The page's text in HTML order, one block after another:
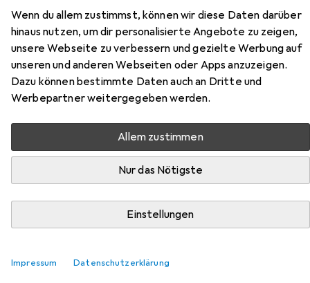
Wenn du allem zustimmst, können wir diese Daten darüber
hinaus nutzen, um dir personalisierte Angebote zu zeigen,
unsere Webseite zu verbessern und gezielte Werbung auf
unseren und anderen Webseiten oder Apps anzuzeigen.
Dazu können bestimmte Daten auch an Dritte und
Werbepartner weitergegeben werden.
Allem zustimmen
Nur das Nötigste
Einstellungen
Impressum Datenschutzerklärung
Zubehör für Burg Wächter
Sicherheitsschrank Combi-Line
CL 420 E
Hier findest du passendes Zubehör zum Produkt Burg
der Kategorie Batterien + Akkus.
Relevanz
Batterien + Akkus